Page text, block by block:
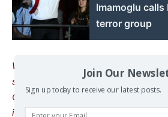
Imamoglu calls
terror group
We remind our readers that
site does not mean that we agree
Our policy is to publish anything
interest, so as to assist our readers
Join Our
Sign up today to receive our latest posts.